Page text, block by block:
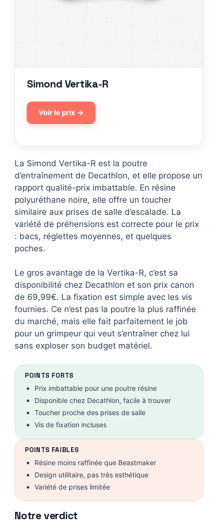
Simond Vertika-R
Voir le prix →
La Simond Vertika-R est la poutre
d’entraînement de Decathlon, et elle propose un
rapport qualité-prix imbattable. En résine
polyuréthane noire, elle offre un toucher
similaire aux prises de salle d’escalade. La
variété de préhensions est correcte pour le prix
: bacs, réglettes moyennes, et quelques
poches.
Le gros avantage de la Vertika-R, c’est sa
disponibilité chez Decathlon et son prix canon
de 69,99€. La fixation est simple avec les vis
fournies. Ce n’est pas la poutre la plus raffinée
du marché, mais elle fait parfaitement le job
pour un grimpeur qui veut s’entraîner chez lui
sans exploser son budget matériel.
POINTS FORTS
Prix imbattable pour une poutre résine
Disponible chez Decathlon, facile à trouver
Toucher proche des prises de salle
Vis de fixation incluses
POINTS FAIBLES
Résine moins raffinée que Beastmaker
Design utilitaire, pas très esthétique
Variété de prises limitée
Notre verdict